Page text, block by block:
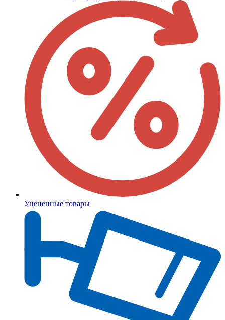
Уцененные товары